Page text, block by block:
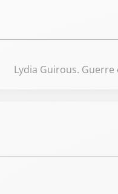
Lydia Guirous.